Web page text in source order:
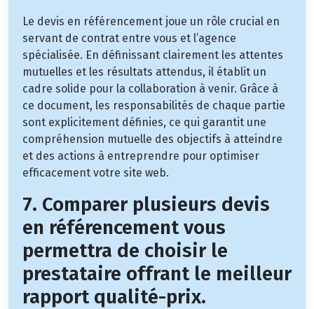
Le devis en référencement joue un rôle crucial en
servant de contrat entre vous et l’agence
spécialisée. En définissant clairement les attentes
mutuelles et les résultats attendus, il établit un
cadre solide pour la collaboration à venir. Grâce à
ce document, les responsabilités de chaque partie
sont explicitement définies, ce qui garantit une
compréhension mutuelle des objectifs à atteindre
et des actions à entreprendre pour optimiser
efficacement votre site web.
7. Comparer plusieurs devis
en référencement vous
permettra de choisir le
prestataire offrant le meilleur
rapport qualité-prix.